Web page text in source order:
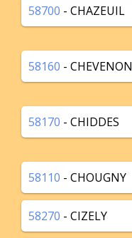
58700 - CHAZEUIL
58160 - CHEVENON
58170 - CHIDDES
58110 - CHOUGNY
58270 - CIZELY